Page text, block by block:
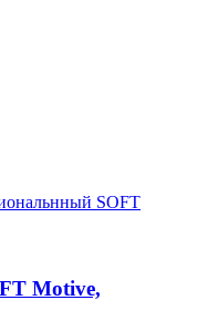
Motive,